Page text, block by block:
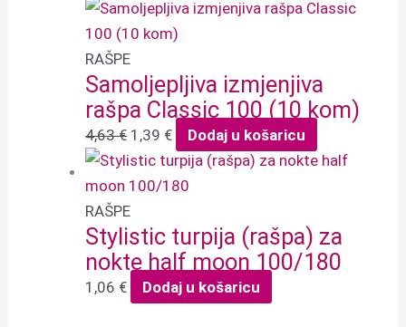
RAŠPE
Samoljepljiva izmjenjiva
rašpa Classic 100 (10 kom)
4,63€ 1,39 € Dodaj u košaricu
RAŠPE
Stylistic turpija (rašpa) za
nokte half moon 100/180
1,06 € Dodaj u košaricu